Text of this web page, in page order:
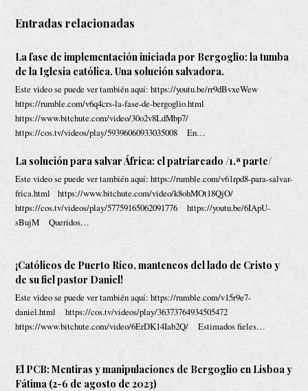
Entradas relacionadas
La fase de implementación iniciada por Bergoglio: la tumba
de la Iglesia católica. Una solución salvadora.
Este video se puede ver también aquí: https://youtu.be/rr9dBvxeWew
https://rumble.com/v6q4crs-la-fase-de-bergoglio.html
https://www.bitchute.com/video/30o2v8LdMbp7/
https://cos.tv/videos/play/59396060933035008 En…
La solución para salvar África: el patriarcado /1.ª parte/
Este video se puede ver también aquí: https://rumble.com/v61rpd8-para-salvar-
frica.html https://www.bitchute.com/video/k8ohMOt18QjO/
https://cos.tv/videos/play/57759165062091776 https://youtu.be/6IApU-
sBujM Queridos…
¡Católicos de Puerto Rico, manteneos del lado de Cristo y
de su fiel pastor Daniel!
Este video se puede ver también aquí: https://rumble.com/v15r9e7-
daniel.html https://cos.tv/videos/play/36373764934505472
https://www.bitchute.com/video/6ErDK14Iab2Q/ Estimados fieles…
El PCB: Mentiras y manipulaciones de Bergoglio en Lisboa y
Fátima (2-6 de agosto de 2023)